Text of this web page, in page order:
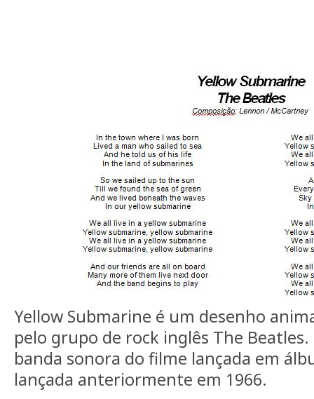
Yellow Submarine é um desenho
pelo grupo de rock inglês The
banda sonora do filme lançada em
lançada anteriormente em 1966.